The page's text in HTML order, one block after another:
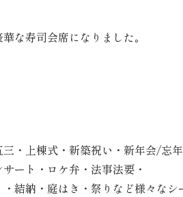
な寿司会席になりました｡
・上棟式・新築祝い・新年会/忘年
ート・ロケ弁・法事法要・
結納・庭はき・祭りなど様々なシ